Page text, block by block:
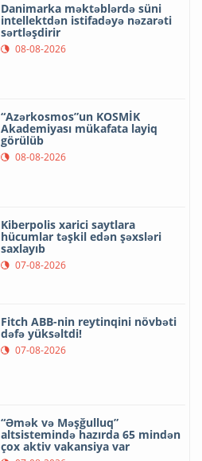
Danimarka məktəblərdə süni
intellektdən istifadəyə nəzarəti
sərtləşdirir
08-08-2026
“Azərkosmos”un KOSMİK
Akademiyası mükafata layiq
görülüb
08-08-2026
Kiberpolis xarici saytlara
hücumlar təşkil edən şəxsləri
saxlayıb
07-08-2026
Fitch ABB-nin reytinqini növbəti
dəfə yüksəltdi!
07-08-2026
“Əmək və Məşğulluq”
altsistemində hazırda 65 mindən
çox aktiv vakansiya var